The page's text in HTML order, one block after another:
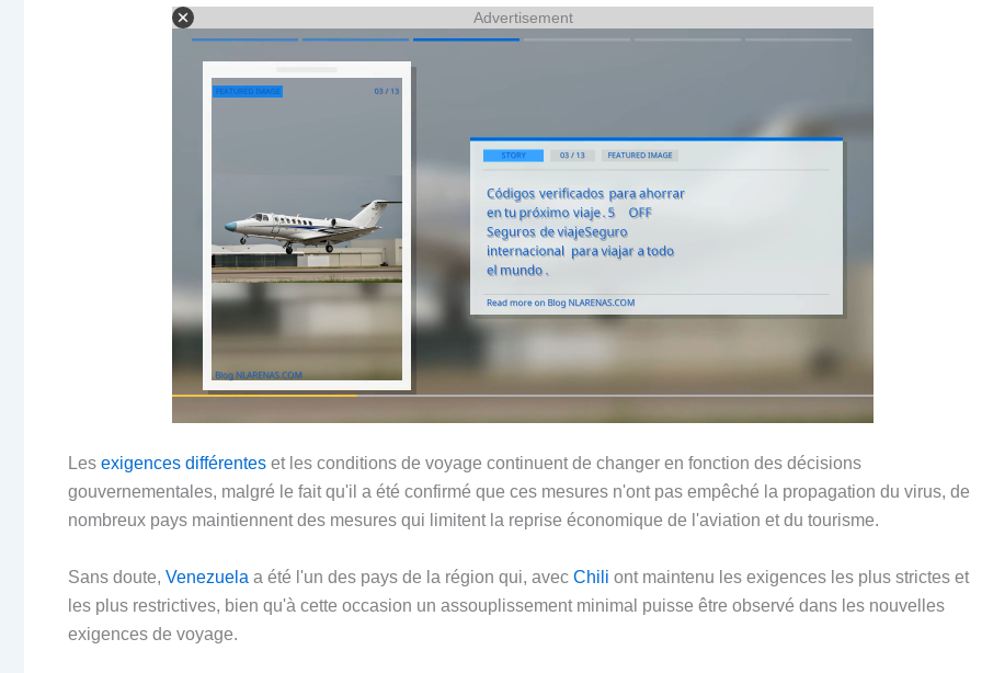
Advertisement
Les exigences différentes et les conditions de voyage continuent de changer en fonction des décisions
gouvernementales, malgré le fait qu'il a été confirmé que ces mesures n'ont pas empêché la propagation du virus, de
nombreux pays maintiennent des mesures qui limitent la reprise économique de l'aviation et du tourisme.
Sans doute, Venezuela a été l'un des pays de la région qui, avec Chili ont maintenu les exigences les plus strictes et
les plus restrictives, bien qu'à cette occasion un assouplissement minimal puisse être observé dans les nouvelles
exigences de voyage.